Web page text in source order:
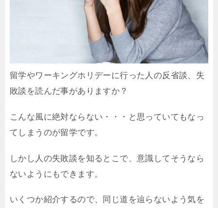
留学やワーキングホリデーに行った人の反省談、失
敗談を読んだ事がありますか？
こんな風に絶対ならない・・・と思っていてもなっ
てしまうのが留学です。
しかし人の失敗談を知るとこで、意識してそうなら
ないようにもできます。
いくつか紹介するので、同じ道を辿らないよう気を